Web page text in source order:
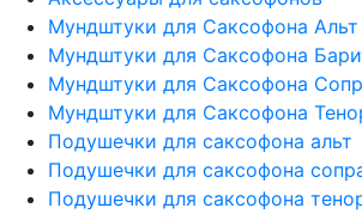
Мундштуки для Саксофона Альт
Мундштуки для Саксофона
Мундштуки для Саксофона
Мундштуки для Саксофона
Подушечки для саксофона альт
Подушечки для саксофона
Подушечки для саксофона